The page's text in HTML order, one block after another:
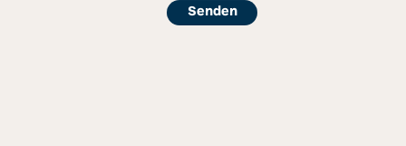
Senden